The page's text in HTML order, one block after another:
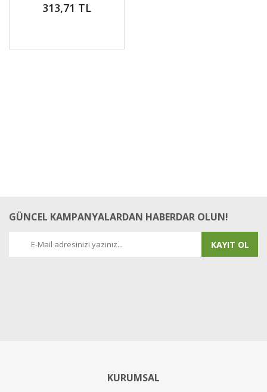
313,71 TL
GÜNCEL KAMPANYALARDAN HABERDAR OLUN!
KAYIT OL
KURUMSAL